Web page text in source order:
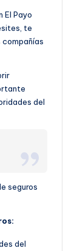
El Payo
te
del
seguros
del